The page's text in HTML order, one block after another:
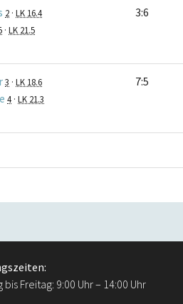
2 · LK 16.4
· LK 21.5
3:6
3 · LK 18.6
4 · LK 21.3
7:5
bis Freitag: 9:00 Uhr – 14:00 Uhr